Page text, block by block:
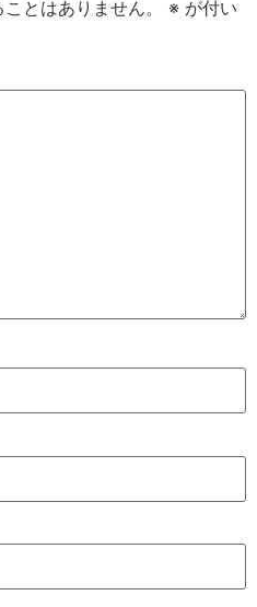
とはありません。 ※ が付い